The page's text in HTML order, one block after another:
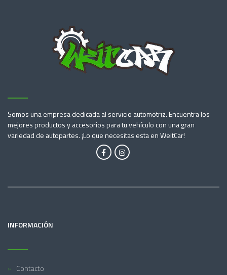
Somos una empresa dedicada al servicio automotriz. Encuentra los
mejores productos y accesorios para tu vehículo con una gran
variedad de autopartes. ¡Lo que necesitas esta en WeitCar!
INFORMACIÓN
Contacto